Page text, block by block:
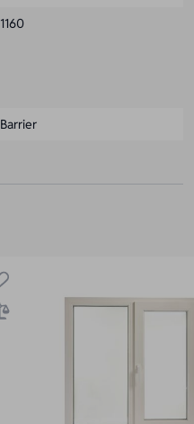
1160
Barrier